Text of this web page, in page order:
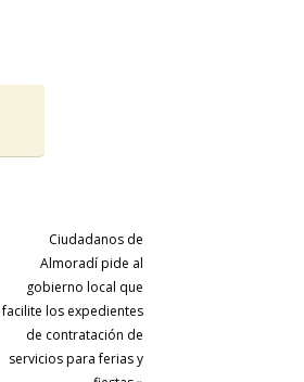
Ciudadanos de
Almoradí pide al
gobierno local que
facilite los expedientes
de contratación de
servicios para ferias y